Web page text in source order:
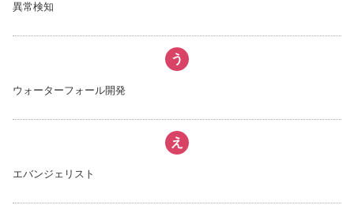
異常検知
う
ウォーターフォール開発
え
エバンジェリスト